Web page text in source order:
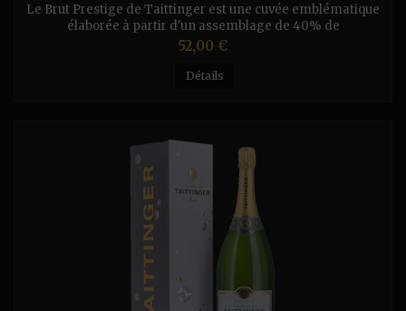
Le Brut Prestige de Taittinger est une cuvée emblématique
élaborée à partir d'un assemblage de 40% de
Chardonnay et de 60% de Pinot Noir et Pinot Meunier,
provenant de plus de 35 crus. C’est une cuvée qui marie
plusieurs vendanges soigneusement sélectionnées afin de
Prix
52,00 €
Détails